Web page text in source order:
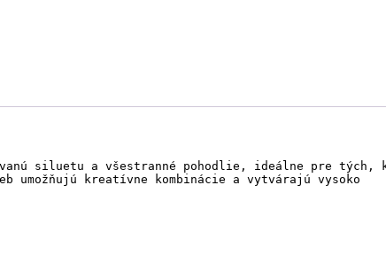
siluetu a všestranné pohodlie, ideálne pre tých,
kreatívne kombinácie a vytvárajú vysoko